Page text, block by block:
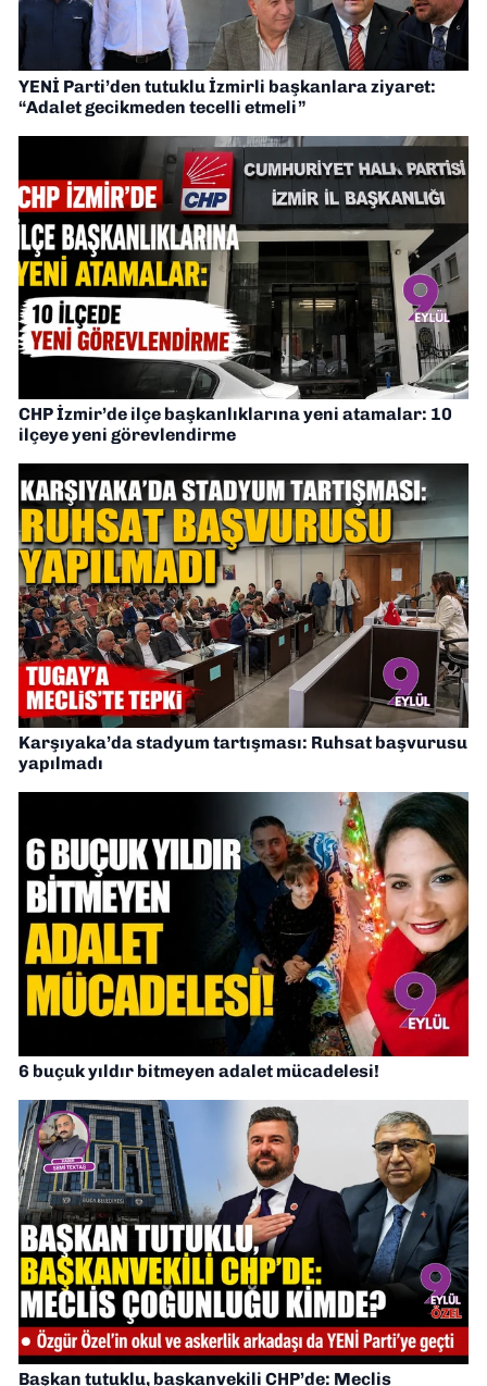
YENİ Parti’den tutuklu İzmirli başkanlara ziyaret:
“Adalet gecikmeden tecelli etmeli”
CHP İzmir’de ilçe başkanlıklarına yeni atamalar: 10
ilçeye yeni görevlendirme
Karşıyaka’da stadyum tartışması: Ruhsat başvurusu
yapılmadı
6 buçuk yıldır bitmeyen adalet mücadelesi!
Başkan tutuklu, başkanvekili CHP’de: Meclis